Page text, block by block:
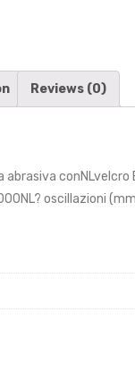
Reviews (0)
abrasiva
oscillazioni